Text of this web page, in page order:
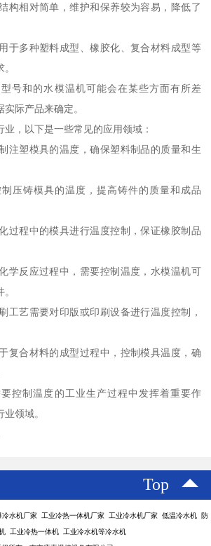
构相对简单，维护和保养较为容易，降低了
于多种塑料成型、橡胶化、复合材料成型等
号和的水模温机可能会在某些方面有所差
际产品来确定。
，以下是一些常见的应用领域：
注塑模具的温度，确保塑料制品的质量和生
压铸模具的温度，提高铸件的质量和成品
过程中的模具进行温度控制，保证橡胶制品
学反应过程中，需要控制温度，水模温机可
工艺需要对印版或印刷设备进行温度控制，
复合材料的成型过程中，控制模具温度，确
控制温度的工业生产过程中发挥着重要作
领域。
Top
冷水机厂家 工业冷热一体机厂家 工业冷水机厂家 低温冷水机 防
工业冷热一体机 工业冷水机等冷水机